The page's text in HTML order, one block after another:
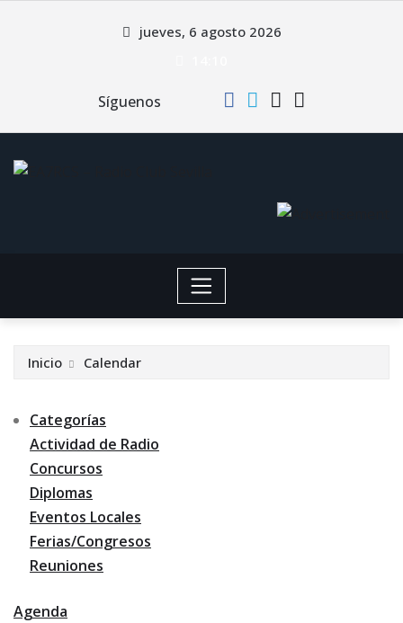
jueves, 6 agosto 2026
Síguenos
Inicio Calendar
Categorías
Actividad de Radio
Concursos
Diplomas
Eventos Locales
Ferias/Congresos
Reuniones
Agenda